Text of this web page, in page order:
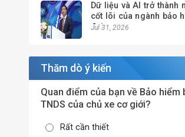
Dữ liệu và AI trở thành
cốt lõi của ngành bảo
đại
Jul 31, 2026
Thăm dò ý kiến
Quan điểm của bạn về Bảo hiểm
TNDS của chủ xe cơ giới?
Rất cần thiết